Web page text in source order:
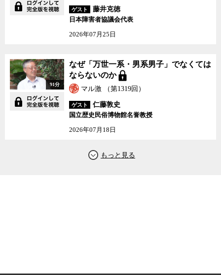
ゲスト
藤井克徳
日本障害者協議会代表
2026年07月25日
91分
なぜ「万世一系・男系男子」でなくては
ならないのか
マル激 （第1319回）
ゲスト
仁藤敦史
国立歴史民俗博物館名誉教授
2026年07月18日